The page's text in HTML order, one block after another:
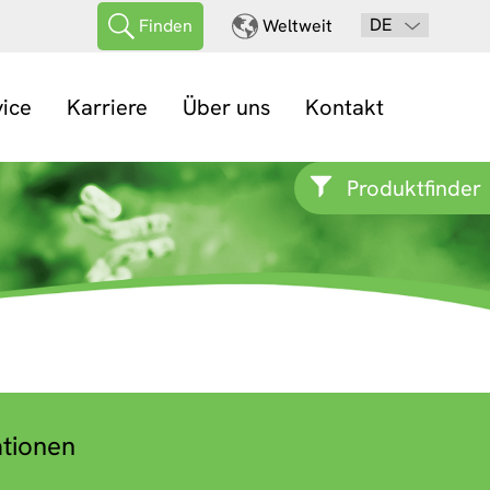
Finden Weltweit DE
Karriere Über uns Kontakt
Produktfinder